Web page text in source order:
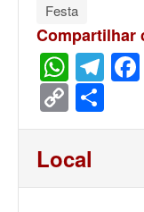
Festa
Compartilhar
Copy
Link
Local